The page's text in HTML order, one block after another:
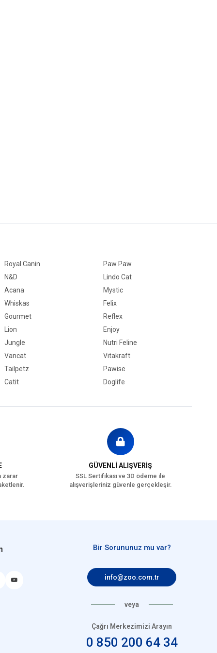
Royal Canin
Paw Paw
N&D
Lindo Cat
Acana
Mystic
Whiskas
Felix
Gourmet
Reflex
Lion
Enjoy
Jungle
Nutri Feline
Vancat
Vitakraft
Tailpetz
Pawise
Catit Doglife
zarar
GÜVENLİ ALIŞVERİŞ
SSL Sertifikası ve 3D ödeme ile
alışverişleriniz güvenle gerçekleşir.
Bir Sorununuz mu var?
info@zoo.com.tr
veya
Çağrı Merkezimizi Arayın
0 850 200 64 34